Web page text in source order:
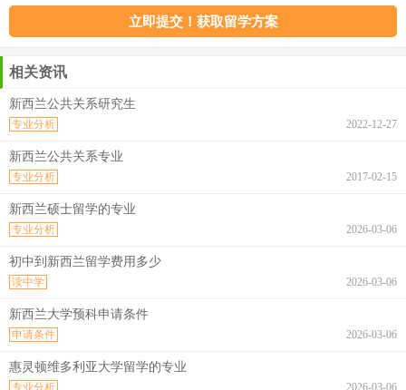
相关资讯
新西兰公共关系研究生
2022-12-27
专业分析
新西兰公共关系专业
2017-02-15
专业分析
新西兰硕士留学的专业
2026-03-06
专业分析
初中到新西兰留学费用多少
2026-03-06
读中学
新西兰大学预科申请条件
2026-03-06
申请条件
惠灵顿维多利亚大学留学的专业
2026-03-06
专业分析